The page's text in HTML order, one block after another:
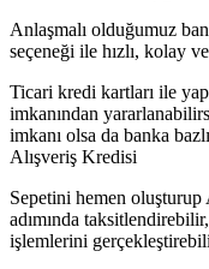
Anlaşmalı olduğumuz
seçeneği ile hızlı, kolay
Ticari kredi kartları ile
imkanından
imkanı olsa da banka
Alışveriş Kredisi
Sepetini hemen
adımında
işlemlerini